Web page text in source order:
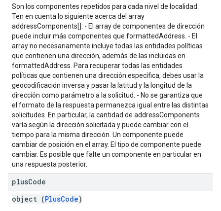
Son los componentes repetidos para cada nivel de localidad.
Ten en cuenta lo siguiente acerca del array
addressComponents[]: - El array de componentes de dirección
puede incluir más componentes que formattedAddress. - El
array no necesariamente incluye todas las entidades políticas
que contienen una dirección, además de las incluidas en
formattedAddress. Para recuperar todas las entidades
políticas que contienen una dirección específica, debes usar la
geocodificación inversa y pasar la latitud y la longitud de la
dirección como parámetro a la solicitud. - No se garantiza que
el formato de la respuesta permanezca igual entre las distintas
solicitudes. En particular, la cantidad de addressComponents
varía según la dirección solicitada y puede cambiar con el
tiempo para la misma dirección. Un componente puede
cambiar de posición en el array. El tipo de componente puede
cambiar. Es posible que falte un componente en particular en
una respuesta posterior.
plusCode
object (PlusCode)